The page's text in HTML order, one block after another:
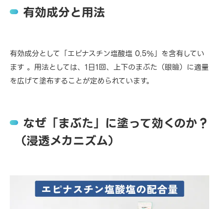
有効成分と用法
有効成分として「エピナスチン塩酸塩 0.5%」を含有してい
ます 。用法としては、1日1回、上下のまぶた（眼瞼）に適量
を広げて塗布することが定められています。
なぜ「まぶた」に塗って効くのか？
（浸透メカニズム）